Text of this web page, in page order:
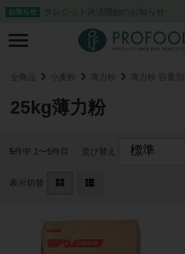
お知らせ クレジット決済開始のお知らせ
全商品 小麦粉 薄力粉 薄力粉 容量別
25kg薄力粉
5件中 1〜5件目 並び替え
表示切替